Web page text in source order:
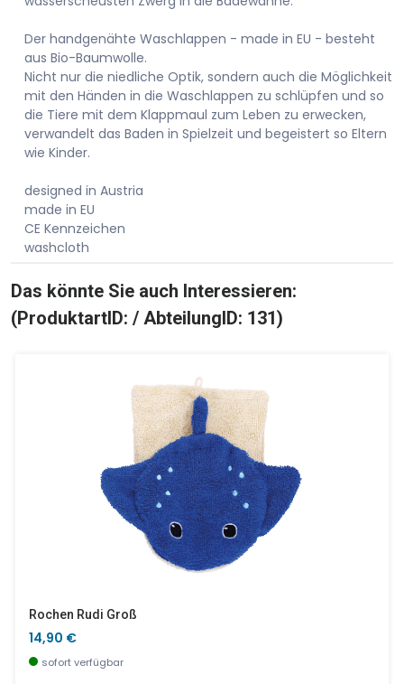
Der handgenähte Waschlappen - made in EU - besteht
aus Bio-Baumwolle.
Nicht nur die niedliche Optik, sondern auch die Möglichkeit
mit den Händen in die Waschlappen zu schlüpfen und so
die Tiere mit dem Klappmaul zum Leben zu erwecken,
verwandelt das Baden in Spielzeit und begeistert so Eltern
wie Kinder.
designed in Austria
made in EU
CE Kennzeichen
washcloth
Das könnte Sie auch Interessieren:
(ProduktartID: / AbteilungID: 131)
Rochen Rudi Groß
14,90 €
sofort verfügbar